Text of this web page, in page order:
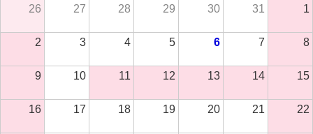
26 27 28 29 30 31 1
2 3 4 5 6 7 8
9 10 11 12 13 14 15
16 17 18 19 20 21 22